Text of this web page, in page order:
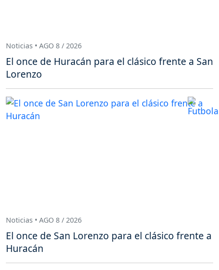
Noticias • AGO 8 / 2026
El once de Huracán para el clásico frente a San
Lorenzo
Noticias • AGO 8 / 2026
El once de San Lorenzo para el clásico frente a
Huracán